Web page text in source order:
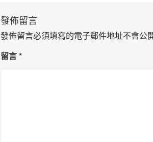
發佈留言
發佈留言必須填寫的電子郵件地址不會公
留言*